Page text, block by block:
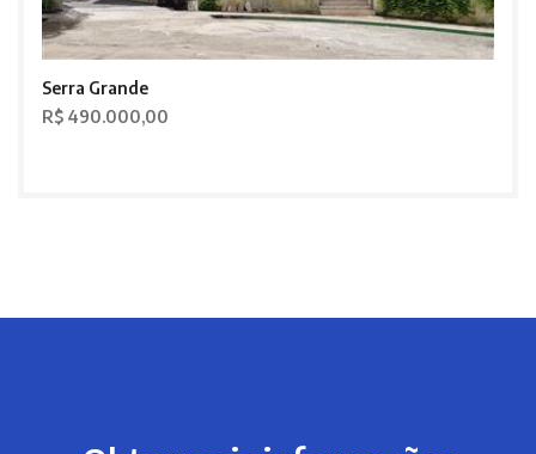
Serra Grande
R$ 490.000,00